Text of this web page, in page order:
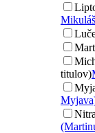
titulov)